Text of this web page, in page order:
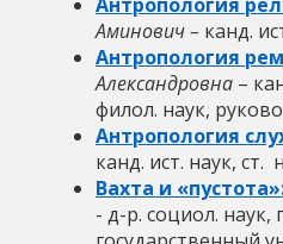
Аминович – канд.
Антропология
Александровна –
филол. наук,
Антропология
канд. ист. наук, ст.
Вахта и
- д-р. социол. наук,